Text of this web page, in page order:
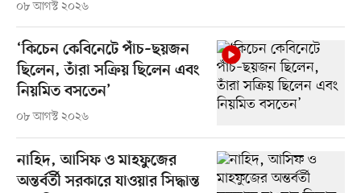
০৮ আগস্ট ২০২৬
‘কিচেন কেবিনেটে পাঁচ–ছয়জন
ছিলেন, তাঁরা সক্রিয় ছিলেন এবং
নিয়মিত বসতেন’
০৮ আগস্ট ২০২৬
নাহিদ, আসিফ ও মাহফুজের
অন্তর্বর্তী সরকারে যাওয়ার সিদ্ধান্ত